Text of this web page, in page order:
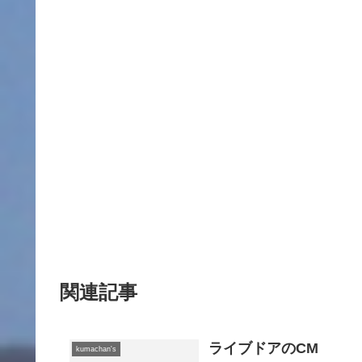
関連記事
kumachan's ライブドアのCM